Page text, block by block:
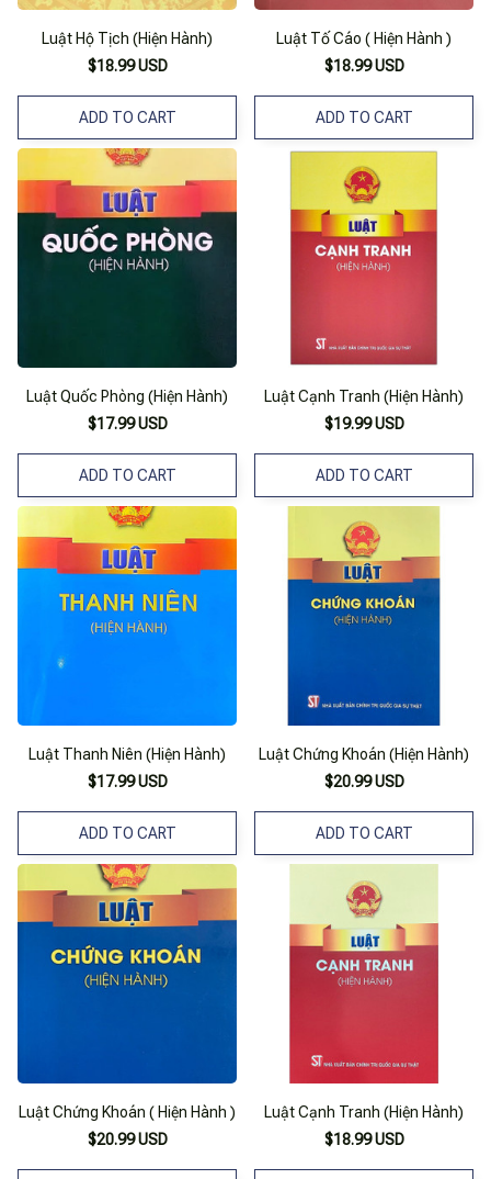
Luật Hộ Tịch (Hiện Hành)
$18.99 USD
ADD TO CART
Luật Tố Cáo ( Hiện Hành )
$18.99 USD
ADD TO CART
Luật Quốc Phòng (Hiện Hành)
$17.99 USD
ADD TO CART
Luật Cạnh Tranh (Hiện Hành)
$19.99 USD
ADD TO CART
Luật Thanh Niên (Hiện Hành)
$17.99 USD
ADD TO CART
Luật Chứng Khoán (Hiện Hành)
$20.99 USD
ADD TO CART
Luật Chứng Khoán ( Hiện Hành )
$20.99 USD
Luật Cạnh Tranh (Hiện Hành)
$18.99 USD